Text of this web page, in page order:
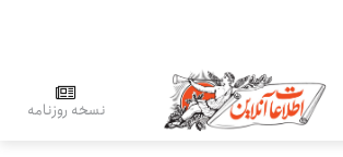
نسخه روزنامه